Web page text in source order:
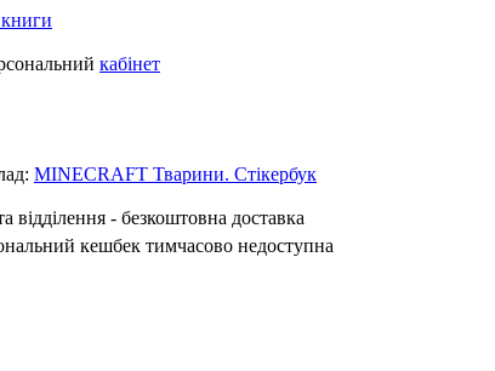
кабінет
MINECRAFT Тварини. Стікербук
- безкоштовна доставка
кешбек тимчасово недоступна